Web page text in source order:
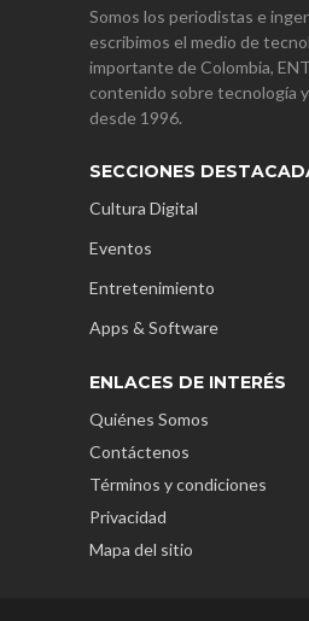
Somos los periodistas e
escribimos el medio de
importante de Colombia,
contenido sobre tecnología
desde 1996.
SECCIONES
Cultura Digital
Eventos
Entretenimiento
Apps & Software
ENLACES DE INTERÉS
Quiénes Somos
Contáctenos
Términos y condiciones
Privacidad
Mapa del sitio